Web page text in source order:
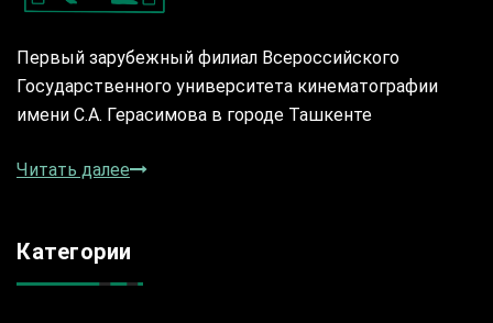
Первый зарубежный филиал Всероссийского
Государственного университета кинематографии
имени С.А. Герасимова в городе Ташкенте
Читать далее
Категории